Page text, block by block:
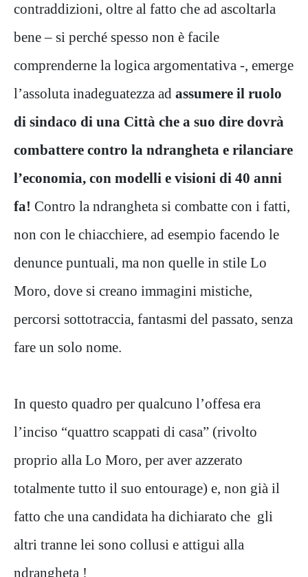
contraddizioni, oltre al fatto che ad ascoltarla
bene – si perché spesso non è facile
comprenderne la logica argomentativa -, emerge
l’assoluta inadeguatezza ad assumere il ruolo
di sindaco di una Città che a suo dire dovrà
combattere contro la ndrangheta e rilanciare
l’economia, con modelli e visioni di 40 anni
fa! Contro la ndrangheta si combatte con i fatti,
non con le chiacchiere, ad esempio facendo le
denunce puntuali, ma non quelle in stile Lo
Moro, dove si creano immagini mistiche,
percorsi sottotraccia, fantasmi del passato, senza
fare un solo nome.
In questo quadro per qualcuno l’offesa era
l’inciso “quattro scappati di casa” (rivolto
proprio alla Lo Moro, per aver azzerato
totalmente tutto il suo entourage) e, non già il
fatto che una candidata ha dichiarato che gli
altri tranne lei sono collusi e attigui alla
ndrangheta !